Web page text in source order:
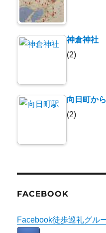
神倉神社
(2)
向日町か
(2)
FACEBOOK
Facebook徒歩巡礼グル